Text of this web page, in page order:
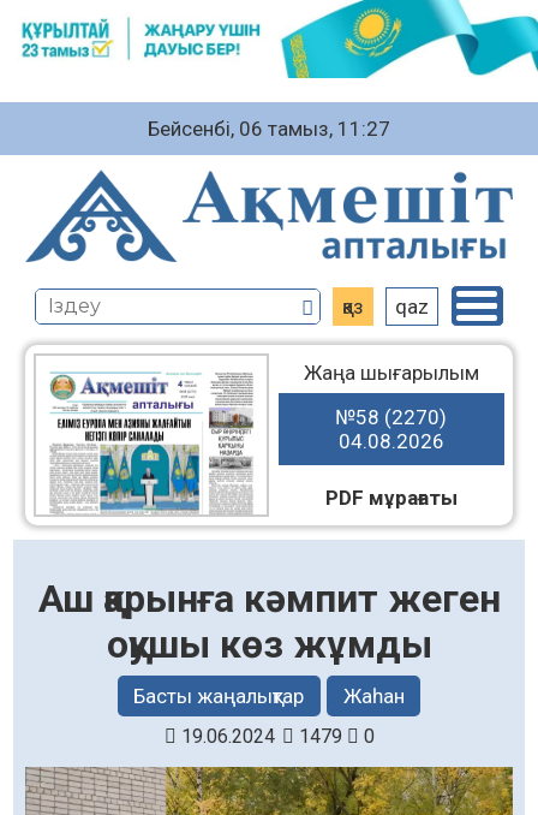
Бейсенбі, 06 тамыз, 11:27
қаз qaz
Жаңа шығарылым
№58 (2270)
04.08.2026
PDF мұрағаты
Аш қарынға кәмпит жеген
оқушы көз жұмды
Басты жаңалықтар Жаһан
19.06.2024 1479 0